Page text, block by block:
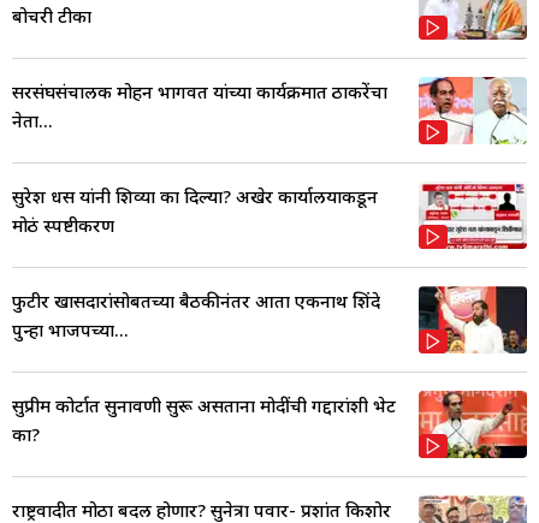
बोचरी टीका
सरसंघसंचालक मोहन भागवत यांच्या कार्यक्रमात ठाकरेंचा
नेता...
सुरेश धस यांनी शिव्या का दिल्या? अखेर कार्यालयाकडून
मोठं स्पष्टीकरण
फुटीर खासदारांसोबतच्या बैठकीनंतर आता एकनाथ शिंदे
पुन्हा भाजपच्या...
सुप्रीम कोर्टात सुनावणी सुरू असताना मोदींची गद्दारांशी भेट
का?
राष्ट्रवादीत मोठा बदल होणार? सुनेत्रा पवार- प्रशांत किशोर